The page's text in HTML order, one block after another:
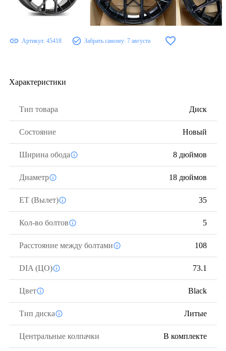
Артикул: 45418 Забрать самому: 7 августа
Характеристики
Тип товара Диск
Состояние Новый
Ширина обода 8 дюймов
Диаметр 18 дюймов
ЕТ (Вылет) 35
Кол-во болтов 5
Расстояние между болтами 108
DIA (ЦО) 73.1
Цвет Black
Тип диска Литые
Центральные колпачки В комплекте